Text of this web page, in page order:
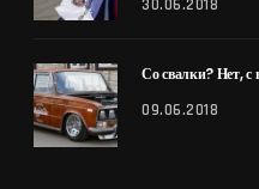
30.06.2018
Со свалки? Нет,
09.06.2018